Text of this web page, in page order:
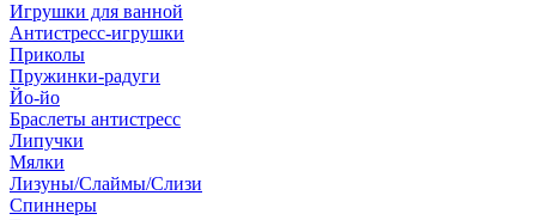
Игрушки для ванной
Антистресс-игрушки
Приколы
Пружинки-радуги
Йо-йо
Браслеты антистресс
Липучки
Мялки
Лизуны/Слаймы/Слизи
Спиннеры